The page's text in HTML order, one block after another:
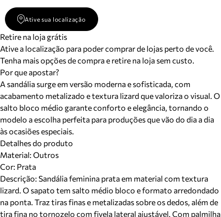
Ative sua localização
Retire na loja grátis
Ative a localização para poder comprar de lojas perto de você.
Tenha mais opções de compra e retire na loja sem custo.
Por que apostar?
A sandália surge em versão moderna e sofisticada, com
acabamento metalizado e textura lizard que valoriza o visual. O
salto bloco médio garante conforto e elegância, tornando o
modelo a escolha perfeita para produções que vão do dia a dia
às ocasiões especiais.
Detalhes do produto
Material: Outros
Cor: Prata
Descrição: Sandália feminina prata em material com textura
lizard. O sapato tem salto médio bloco e formato arredondado
na ponta. Traz tiras finas e metalizadas sobre os dedos, além de
tira fina no tornozelo com fivela lateral ajustável. Com palmilha